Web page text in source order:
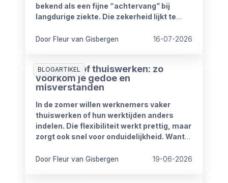
bekend als een fijne “achtervang” bij
langdurige ziekte. Die zekerheid lijkt te
kabinet heeft plannen om de
Door Fleur van Gisbergen 16-07-2026
BLOGARTIKEL
Zomerproof thuiswerken: zo
voorkom je gedoe en
misverstanden
In de zomer willen werknemers vaker
thuiswerken of hun werktijden anders
indelen. Die flexibiliteit werkt prettig, maar
zorgt ook snel voor onduidelijkheid. Want
iemand bereikbaar? En hoe blijft het werk
Door Fleur van Gisbergen 19-06-2026